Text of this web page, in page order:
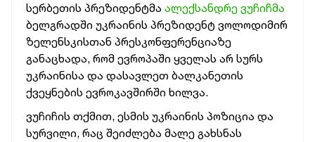
სერბეთის პრეზიდენტმა ალექსანდრე ვუჩიჩმა
ბელგრადში უკრაინის პრეზიდენტ ვოლოდიმირ
ზელენსკისთან პრესკონფერენციაზე
განაცხადა, რომ ევროპაში ყველას არ სურს
უკრაინისა და დასავლეთ ბალკანეთის
ქვეყნების ევროკავშირში ხილვა.
ვუჩიჩის თქმით, ესმის უკრაინის პოზიცია და
სურვილი, რაც შეიძლება მალე გახსნას